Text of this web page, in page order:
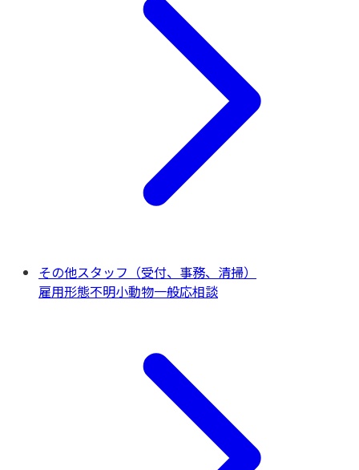
その他スタッフ（受付、事務、清掃）
雇用形態不明小動物一般応相談